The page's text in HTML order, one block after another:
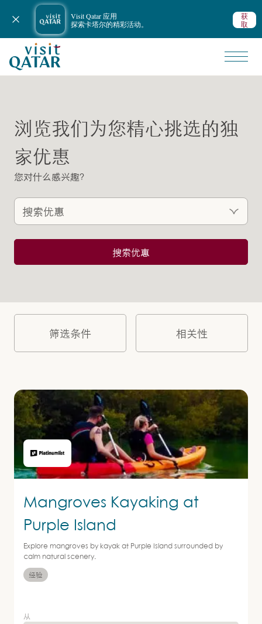
Visit Qatar 应用
探索卡塔尔的精彩活动。
获
取
关闭通知
VisitQatar 首页
浏览我们为您精心挑选的独
家优惠
您对什么感兴趣？
搜索优惠
筛选条件
Mangroves Kayaking at
Purple Island
Explore mangroves by kayak at Purple Island surrounded by
calm natural scenery.
经验
从